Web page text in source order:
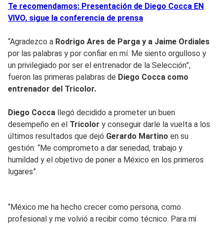
Te recomendamos: Presentación de Diego Cocca EN
VIVO, sigue la conferencia de prensa
“Agradezco a Rodrigo Ares de Parga y a Jaime Ordiales
por las palabras y por confiar en mí. Me siento orgulloso y
un privilegiado por ser el entrenador de la Selección”,
fueron las primeras palabras de Diego Cocca como
entrenador del Tricolor.
Diego Cocca llegó decidido a prometer un buen
desempeño en el Tricolor y conseguir darle la vuelta a los
últimos resultados que dejó Gerardo Martino en su
gestión: “Me comprometo a dar seriedad, trabajo y
humildad y el objetivo de poner a México en los primeros
lugares”.
“México me ha hecho crecer como persona, como
profesional y me volvió a recibir como técnico. Para mi